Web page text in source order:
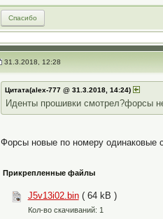
Спасибо
31.3.2018, 12:28
Цитата(alex-777 @ 31.3.2018, 14:24)
Иденты прошивки смотрел?форсы
Форсы новые по номеру одинаковые
Прикрепленные файлы
J5v13i02.bin( 64 kB )
Кол-во скачиваний: 1